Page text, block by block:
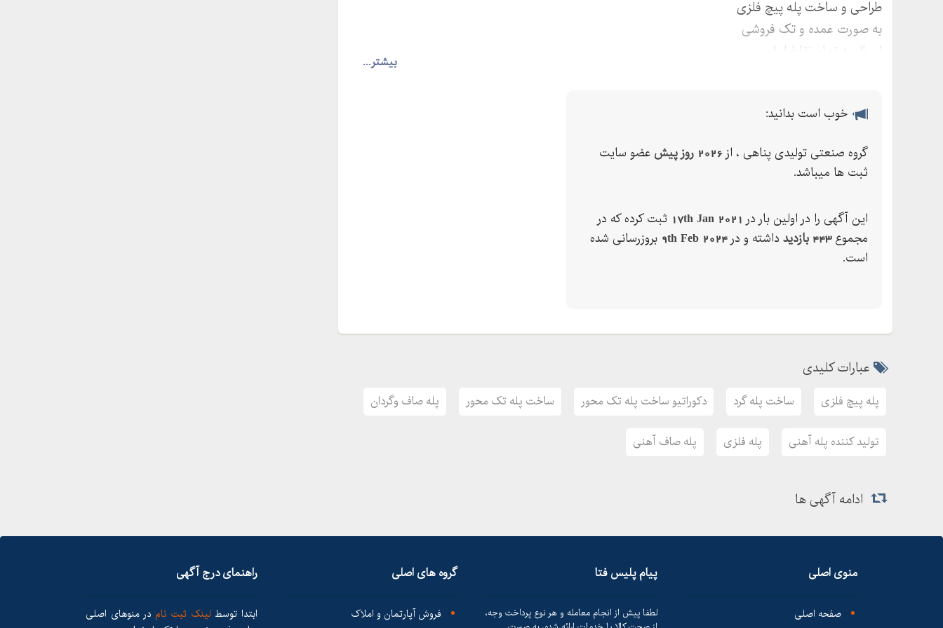
بیشتر...
طراحی و ساخت پله پیچ فلزی
به صورت عمده و تک فروشی
ارسال به تمام نقاط ایران
خوب است بدانید:
گروه صنعتی تولیدی پناهی ، از 2026 روز پیش
عضو سایت
ثبت ها میباشد.
این آگهی را در اولین بار در 17th Jan 2021 ثبت کرده که در
مجموع443 بازدید داشته و در 9th Feb 2024 بروزرسانی شده
است.
عبارات کلیدی
پله پیچ فلزی ساخت پله گرد دکوراتیو ساخت پله تک محور ساخت پله تک محور پله صاف وگردان
تولید کننده پله آهنی پله فلزی پله صاف آهنی
ادامه آگهی ها
منوی اصلی
صفحه اصلی
پیام پلیس فتا
لطفا پیش از انجام معامله و هر نوع پرداخت وجه،
گروه های اصلی
فروش آپارتمان و املاک
راهنمای درج آگهی
ابتدا توسط لینک ثبت نام در منوهای اصلی